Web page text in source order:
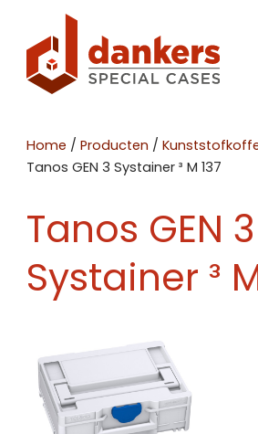
Home /Producten /
Tanos GEN 3 Systainer ³ M 137
Tanos GEN 3
Systainer ³